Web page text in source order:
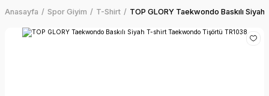
Anasayfa Spor Giyim T-Shirt TOP GLORY Taekwondo Baskılı